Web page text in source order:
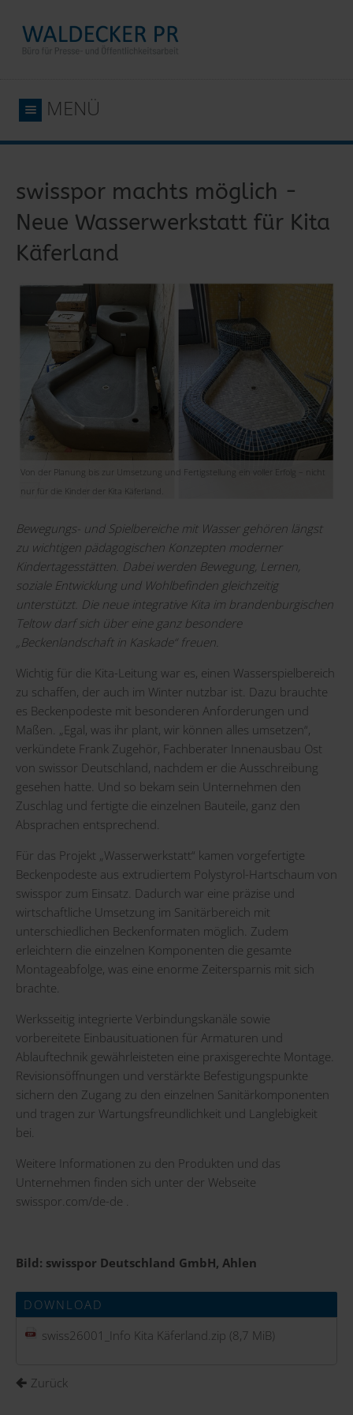
MENÜ
swisspor machts möglich -
Neue Wasserwerkstatt für Kita
Käferland
Von der Planung bis zur Umsetzung und Fertigstellung ein voller Erfolg – nicht
nur für die Kinder der Kita Käferland.
Bewegungs- und Spielbereiche mit Wasser gehören längst
zu wichtigen pädagogischen Konzepten moderner
Kindertagesstätten. Dabei werden Bewegung, Lernen,
soziale Entwicklung und Wohlbefinden gleichzeitig
unterstützt. Die neue integrative Kita im brandenburgischen
Teltow darf sich über eine ganz besondere
„Beckenlandschaft in Kaskade“ freuen.
Wichtig für die Kita-Leitung war es, einen Wasserspielbereich
zu schaffen, der auch im Winter nutzbar ist. Dazu brauchte
es Beckenpodeste mit besonderen Anforderungen und
Maßen. „Egal, was ihr plant, wir können alles umsetzen“,
verkündete Frank Zugehör, Fachberater Innenausbau Ost
von swissor Deutschland, nachdem er die Ausschreibung
gesehen hatte. Und so bekam sein Unternehmen den
Zuschlag und fertigte die einzelnen Bauteile, ganz den
Absprachen entsprechend.
Für das Projekt „Wasserwerkstatt“ kamen vorgefertigte
Beckenpodeste aus extrudiertem Polystyrol-Hartschaum von
swisspor zum Einsatz. Dadurch war eine präzise und
wirtschaftliche Umsetzung im Sanitärbereich mit
unterschiedlichen Beckenformaten möglich. Zudem
erleichtern die einzelnen Komponenten die gesamte
Montageabfolge, was eine enorme Zeitersparnis mit sich
brachte.
Werksseitig integrierte Verbindungskanäle sowie
vorbereitete Einbausituationen für Armaturen und
Ablauftechnik gewährleisteten eine praxisgerechte Montage.
Revisionsöffnungen und verstärkte Befestigungspunkte
sichern den Zugang zu den einzelnen Sanitärkomponenten
und tragen zur Wartungsfreundlichkeit und Langlebigkeit
bei.
Weitere Informationen zu den Produkten und das
Unternehmen finden sich unter der Webseite
swisspor.com/de-de
Bild: swisspor Deutschland GmbH, Ahlen
DOWNLOAD
swiss26001_Info Kita Käferland.zip (8,7 MiB)
Zurück